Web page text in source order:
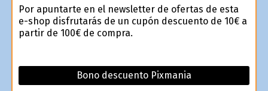
Por apuntarte en el newsletter de ofertas de esta
e-shop disfrutarás de un cupón descuento de 10€ a
partir de 100€ de compra.
Bono descuento Pixmania